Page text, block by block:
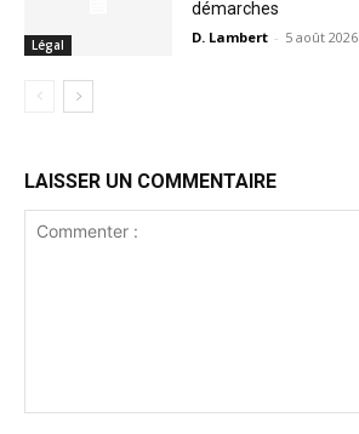
Légal
démarches
D. Lambert - 5 août 2026
LAISSER UN COMMENTAIRE